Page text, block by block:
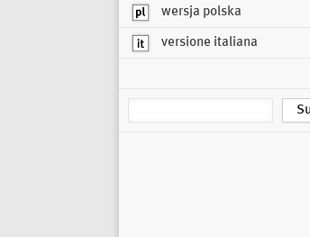
wersja polska
versione italiana